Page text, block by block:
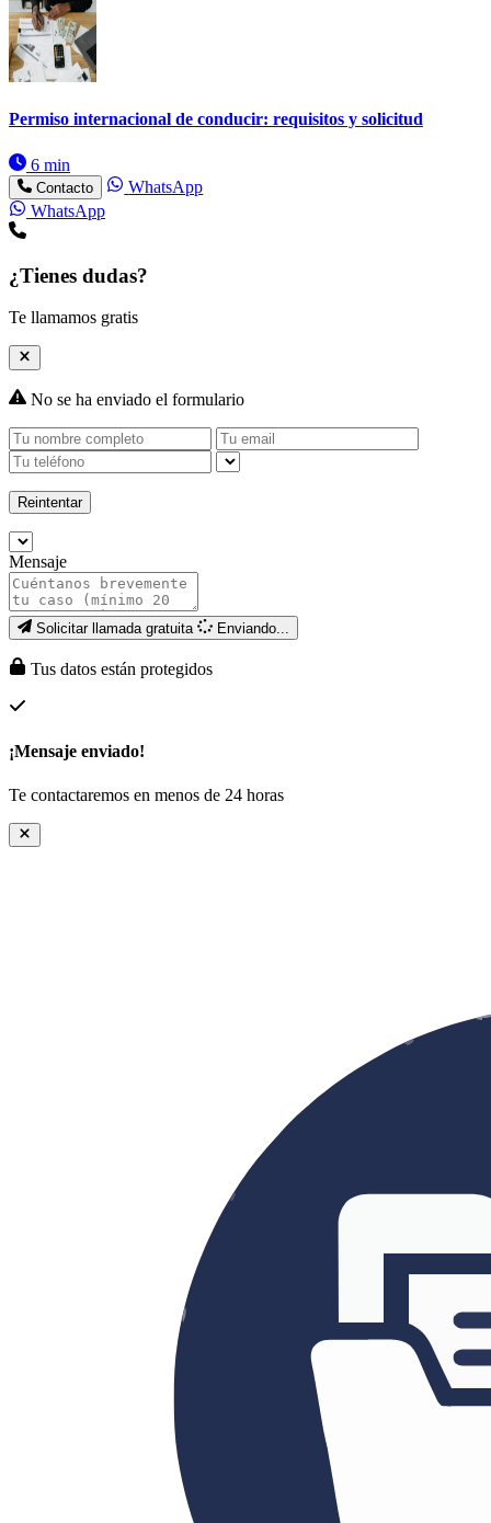
Permiso internacional de conducir: requisitos y solicitud
6 min
Contacto
WhatsApp
WhatsApp
¿Tienes dudas?
Te llamamos gratis
No se ha enviado el formulario
Reintentar
Mensaje
Solicitar llamada gratuita Enviando...
Tus datos están protegidos
¡Mensaje enviado!
Te contactaremos en menos de 24 horas